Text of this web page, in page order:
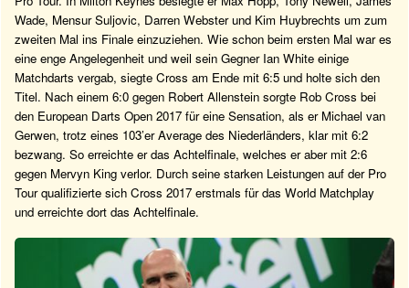
Wade, Mensur Suljovic, Darren Webster und Kim Huybrechts um zum
zweiten Mal ins Finale einzuziehen. Wie schon beim ersten Mal war es
eine enge Angelegenheit und weil sein Gegner Ian White einige
Matchdarts vergab, siegte Cross am Ende mit 6:5 und holte sich den
Titel. Nach einem 6:0 gegen Robert Allenstein sorgte Rob Cross bei
den European Darts Open 2017 für eine Sensation, als er Michael van
Gerwen, trotz eines 103’er Average des Niederländers, klar mit 6:2
bezwang. So erreichte er das Achtelfinale, welches er aber mit 2:6
gegen Mervyn King verlor. Durch seine starken Leistungen auf der Pro
Tour qualifizierte sich Cross 2017 erstmals für das World Matchplay
und erreichte dort das Achtelfinale.